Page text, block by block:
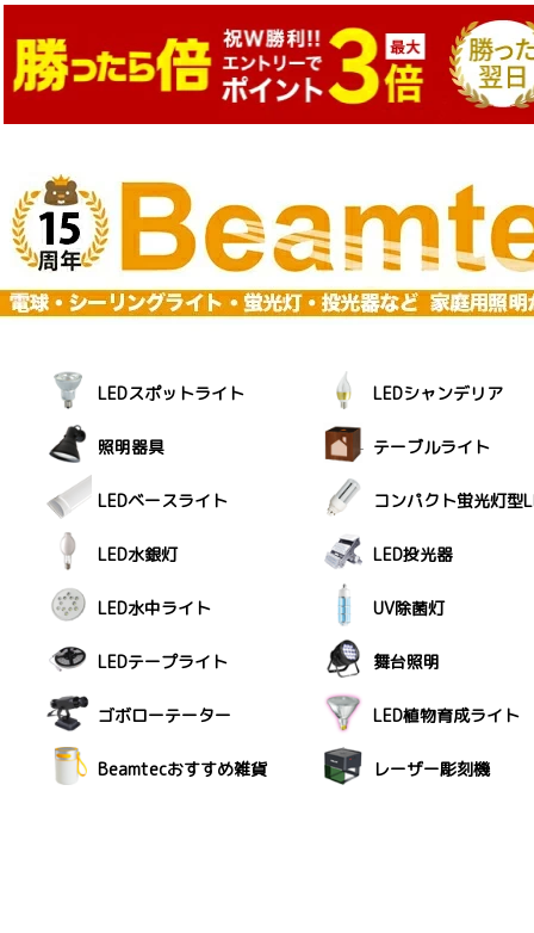
LEDスポットライト LEDシャンデリア
照明器具 テーブルライト
LEDベースライト コンパクト蛍光灯型
LED水銀灯 LED投光器
LED水中ライト UV除菌灯
LEDテープライト 舞台照明
ゴボローテーター LED植物育成ライト
Beamtecおすすめ雑貨 レーザー彫刻機